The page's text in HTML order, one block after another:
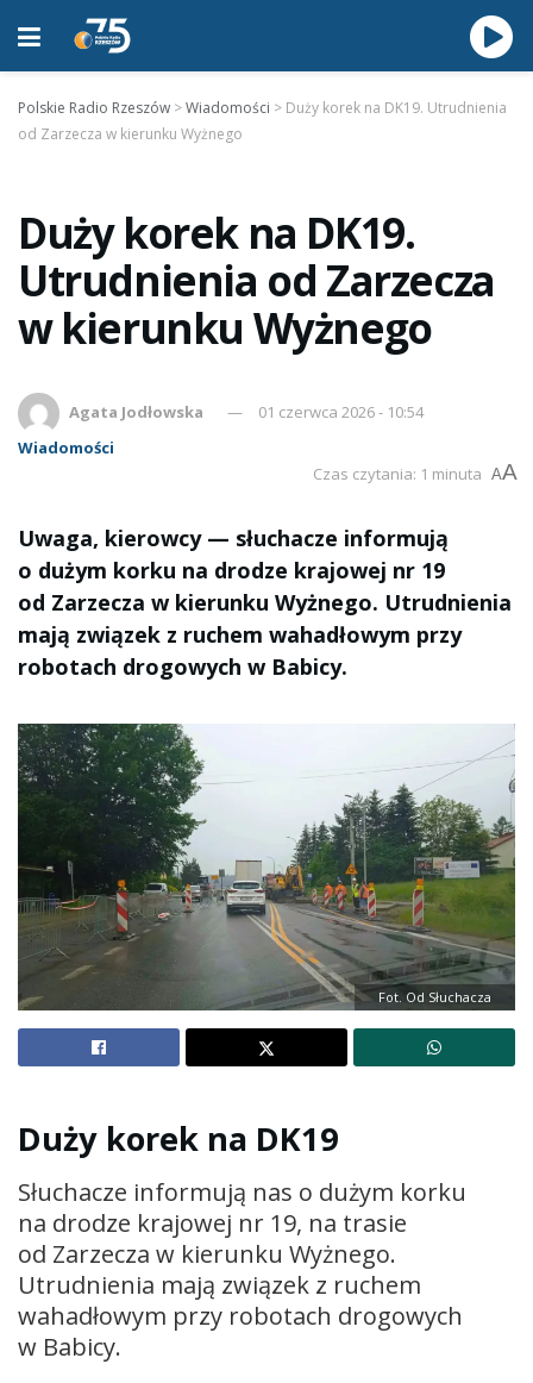
Polskie Radio Rzeszów >Wiadomości > Duży korek na DK19. Utrudnienia
od Zarzecza w kierunku Wyżnego
Duży korek na DK19.
Utrudnienia od Zarzecza
w kierunku Wyżnego
Agata Jodłowska
01 czerwca 2026 - 10:54
Wiadomości
Czas czytania: 1 minuta AA
Uwaga, kierowcy — słuchacze informują
o dużym korku na drodze krajowej nr 19
od Zarzecza w kierunku Wyżnego. Utrudnienia
mają związek z ruchem wahadłowym przy
robotach drogowych w Babicy.
Fot. Od Słuchacza
Duży korek na DK19
Słuchacze informują nas o dużym korku
na drodze krajowej nr 19, na trasie
od Zarzecza w kierunku Wyżnego.
Utrudnienia mają związek z ruchem
wahadłowym przy robotach drogowych
w Babicy.